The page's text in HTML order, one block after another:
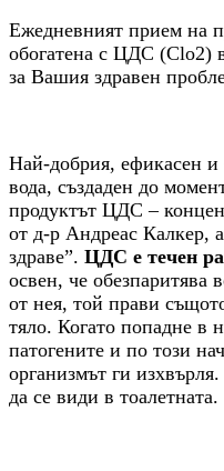
Ежедневният прием на
обогатена с ЦДС (Clo2)
за Вашия здравен
Най-добрия, ефикасен и
вода, създаден до
продуктът ЦДС –
от д-р Андреас Калкер,
здраве”. ЦДС е течен
освен, че обезпаритява
от нея, той прави
тяло. Когато попадне в
патогените и по този
организмът ги
да се види в тоалетната.